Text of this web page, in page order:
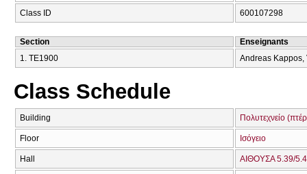
Class ID 600107298
Section
Enseignants
1. ΤΕ1900
Andreas Kappos,
Class Schedule
Building Πολυτεχνείο
Floor Ισόγειο
Hall ΑΙΘΟΥΣΑ 5.39/